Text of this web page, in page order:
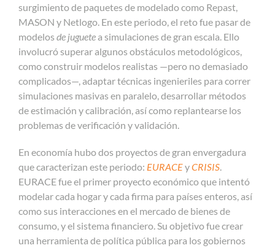
surgimiento de paquetes de modelado como Repast,
MASON y Netlogo. En este periodo, el reto fue pasar de
modelos de juguete a simulaciones de gran escala. Ello
involucró superar algunos obstáculos metodológicos,
como construir modelos realistas —pero no demasiado
complicados—, adaptar técnicas ingenieriles para correr
simulaciones masivas en paralelo, desarrollar métodos
de estimación y calibración, así como replantearse los
problemas de verificación y validación.
En economía hubo dos proyectos de gran envergadura
que caracterizan este periodo: EURACEyCRISIS.
EURACE fue el primer proyecto económico que intentó
modelar cada hogar y cada firma para países enteros, así
como sus interacciones en el mercado de bienes de
consumo, y el sistema financiero. Su objetivo fue crear
una herramienta de política pública para los gobiernos